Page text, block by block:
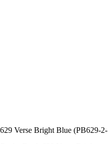
Verse Bright Blue (PB629-2-